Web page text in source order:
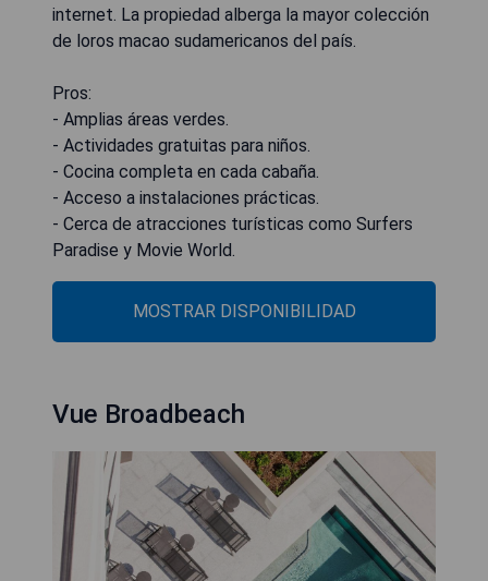
internet. La propiedad alberga la mayor colección
de loros macao sudamericanos del país.
Pros:
- Amplias áreas verdes.
- Actividades gratuitas para niños.
- Cocina completa en cada cabaña.
- Acceso a instalaciones prácticas.
- Cerca de atracciones turísticas como Surfers
Paradise y Movie World.
MOSTRAR DISPONIBILIDAD
Vue Broadbeach